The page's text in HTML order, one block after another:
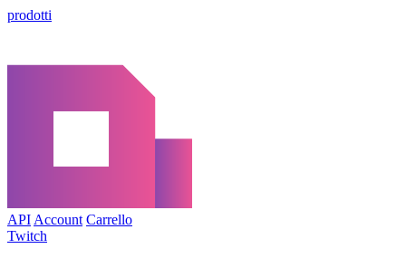
prodotti
API Account Carrello
Twitch